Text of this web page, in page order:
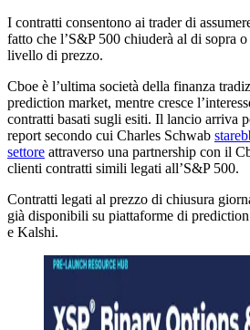
I contratti consentono ai trader di
fatto che l’S&P 500 chiuderà al di sopra
livello di prezzo.
Cboe è l’ultima società della finanza
prediction market, mentre cresce
contratti basati sugli esiti. Il lancio arriva
report secondo cui Charles Schwab
settore attraverso una partnership con il
clienti contratti simili legati all’S&P 500.
Contratti legati al prezzo di chiusura
già disponibili su piattaforme di
e Kalshi.